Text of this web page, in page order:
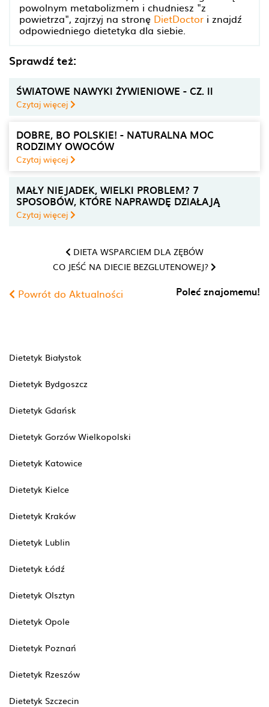
powolnym metabolizmem i chudniesz "z
powietrza", zajrzyj na stronę DietDoctor i znajdź
odpowiedniego dietetyka dla siebie.
Sprawdź też:
ŚWIATOWE NAWYKI ŻYWIENIOWE - CZ. II
Czytaj więcej
DOBRE, BO POLSKIE! - NATURALNA MOC
RODZIMY OWOCÓW
Czytaj więcej
MAŁY NIEJADEK, WIELKI PROBLEM? 7
SPOSOBÓW, KTÓRE NAPRAWDĘ DZIAŁAJĄ
Czytaj więcej
DIETA WSPARCIEM DLA ZĘBÓW
CO JEŚĆ NA DIECIE BEZGLUTENOWEJ?
Powrót do Aktualności Poleć znajomemu!
Dietetyk Białystok
Dietetyk Bydgoszcz
Dietetyk Gdańsk
Dietetyk Gorzów Wielkopolski
Dietetyk Katowice
Dietetyk Kielce
Dietetyk Kraków
Dietetyk Lublin
Dietetyk Łódź
Dietetyk Olsztyn
Dietetyk Opole
Dietetyk Poznań
Dietetyk Rzeszów
Dietetyk Szczecin